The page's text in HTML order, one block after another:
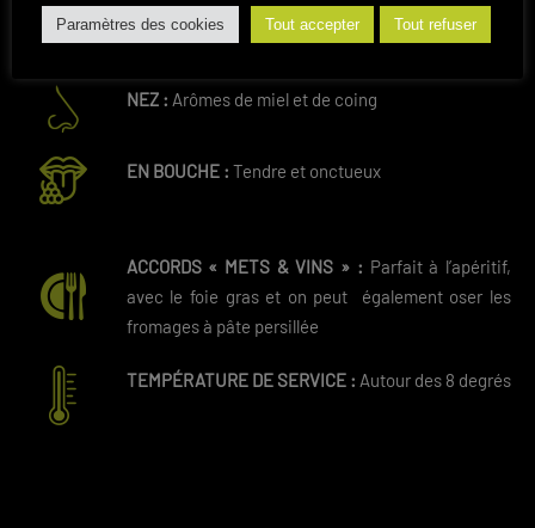
ROBE :
Jaune or évoluant vers un vieil or aux
reflets ambrés
NEZ : Arômes de miel et de coing
EN BOUCHE : Tendre et onctueux
ACCORDS « METS & VINS » : Parfait à l’apéritif,
avec le foie gras et on peut également oser les
fromages à pâte persillée
TEMPÉRATURE DE SERVICE : Autour des 8 degrés
Paramètres des cookies Tout accepter Tout refuser